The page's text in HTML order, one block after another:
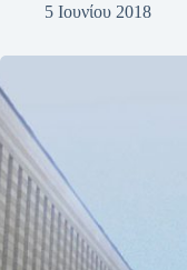
5 Ιουνίου 2018